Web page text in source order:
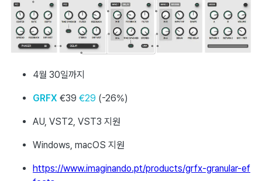
4월 30일까지
GRFX €39 €29 (-26%)
AU, VST2, VST3 지원
Windows, macOS 지원
https://www.imaginando.pt/products/grfx-granular-ef